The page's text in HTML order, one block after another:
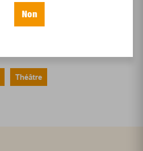
Théâtre
Non